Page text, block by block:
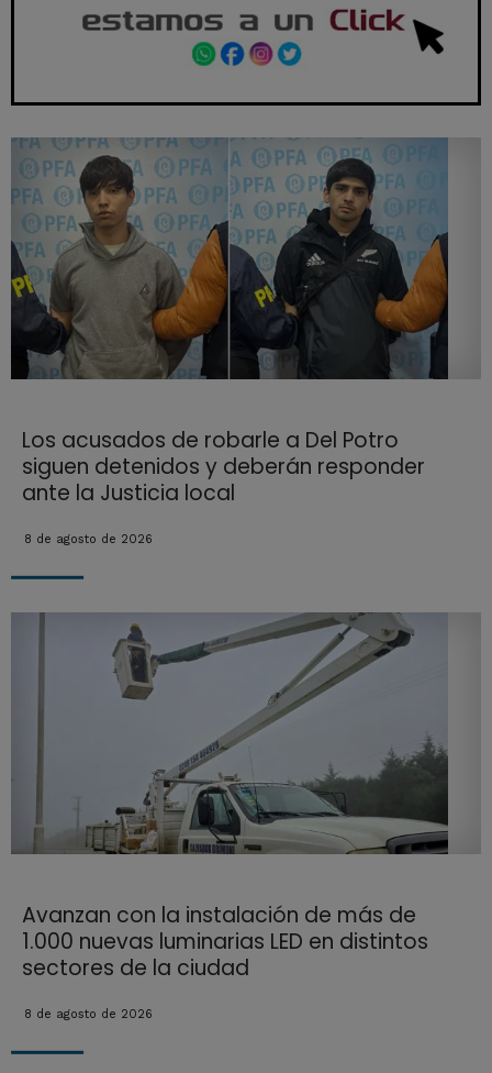
Los acusados de robarle a Del Potro
siguen detenidos y deberán responder
ante la Justicia local
8 de agosto de 2026
Avanzan con la instalación de más de
1.000 nuevas luminarias LED en distintos
sectores de la ciudad
8 de agosto de 2026